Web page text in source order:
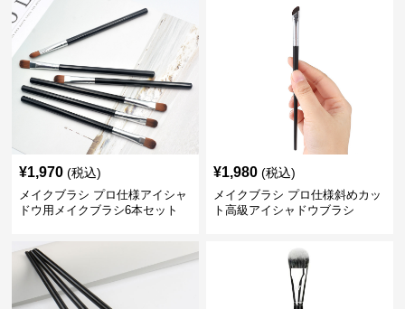
¥1,970 (税込)
メイクブラシ プロ仕様アイシャ
ドウ用メイクブラシ6本セット
¥1,980 (税込)
メイクブラシ プロ仕様斜めカッ
ト高級アイシャドウブラシ